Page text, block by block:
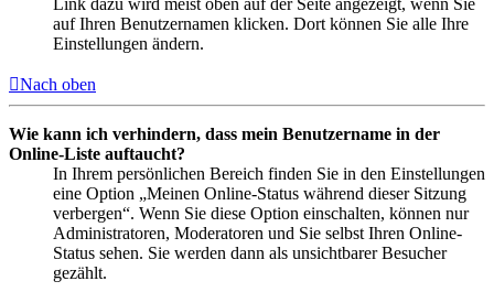
Link dazu wird meist oben auf der Seite angezeigt, wenn Sie
auf Ihren Benutzernamen klicken. Dort können Sie alle Ihre
Einstellungen ändern.
Nach oben
Wie kann ich verhindern, dass mein Benutzername in der
Online-Liste auftaucht?
In Ihrem persönlichen Bereich finden Sie in den Einstellungen
eine Option „Meinen Online-Status während dieser Sitzung
verbergen“. Wenn Sie diese Option einschalten, können nur
Administratoren, Moderatoren und Sie selbst Ihren Online-
Status sehen. Sie werden dann als unsichtbarer Besucher
gezählt.